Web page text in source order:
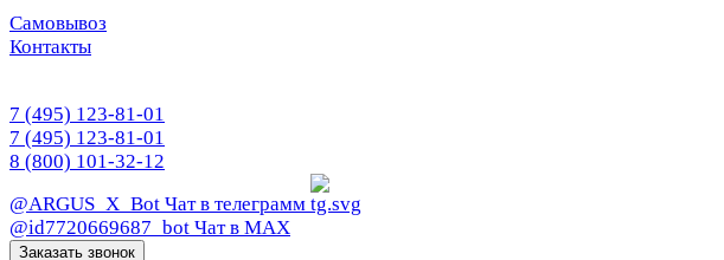
Самовывоз
Контакты
7 (495) 123-81-01
7 (495) 123-81-01
8 (800) 101-32-12
@ARGUS_X_Bot Чат в телеграмм
@id7720669687_bot Чат в МАХ
Заказать звонок